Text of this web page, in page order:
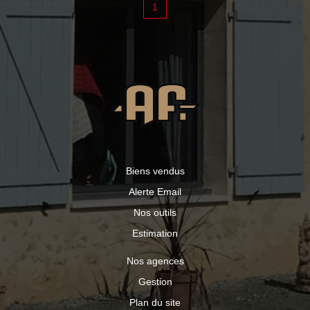
calme.
1
Biens vendus
Alerte Email
Nos outils
Estimation
Nos agences
Gestion
Plan du site